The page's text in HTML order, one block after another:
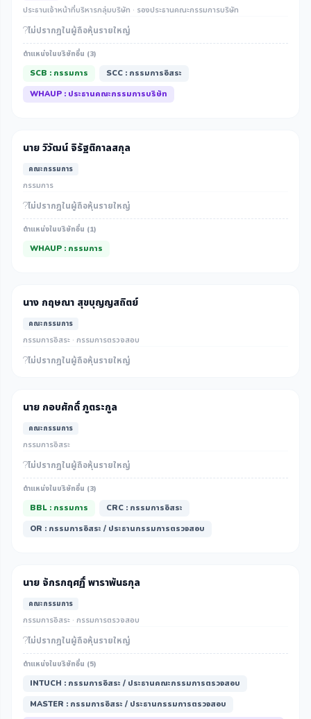
ประธานเจ้าหน้าที่บริหารกลุ่มบริษัท · รองประธานคณะกรรมการบริษัท
ไม่ปรากฎในผู้ถือหุ้นรายใหญ่
ตำแหน่งในบริษัทอื่น (3)
SCB : กรรมการ
SCC : กรรมการอิสระ
WHAUP : ประธานคณะกรรมการบริษัท
นาย วิวัฒน์ จิรัฐติกาลสกุล
คณะกรรมการ
กรรมการ
ไม่ปรากฎในผู้ถือหุ้นรายใหญ่
ตำแหน่งในบริษัทอื่น (1)
WHAUP : กรรมการ
นาง กฤษณา สุขบุญญสถิตย์
คณะกรรมการ
กรรมการอิสระ · กรรมการตรวจสอบ
ไม่ปรากฎในผู้ถือหุ้นรายใหญ่
นาย กอบศักดิ์ ภูตระกูล
คณะกรรมการ
กรรมการอิสระ
ไม่ปรากฎในผู้ถือหุ้นรายใหญ่
ตำแหน่งในบริษัทอื่น (3)
BBL : กรรมการ
CRC : กรรมการอิสระ
OR : กรรมการอิสระ / ประธานกรรมการตรวจสอบ
นาย จักรกฤศฏิ์ พาราพันธกุล
คณะกรรมการ
กรรมการอิสระ · กรรมการตรวจสอบ
ไม่ปรากฎในผู้ถือหุ้นรายใหญ่
ตำแหน่งในบริษัทอื่น (5)
INTUCH : กรรมการอิสระ / ประธานคณะกรรมการตรวจสอบ
MASTER : กรรมการอิสระ / ประธานกรรมการตรวจสอบ